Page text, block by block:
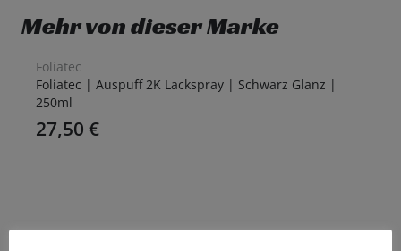
Mehr von dieser Marke
Foliatec
Foliatec | Auspuff 2K Lackspray | Schwarz Glanz |
250ml
27,50 €